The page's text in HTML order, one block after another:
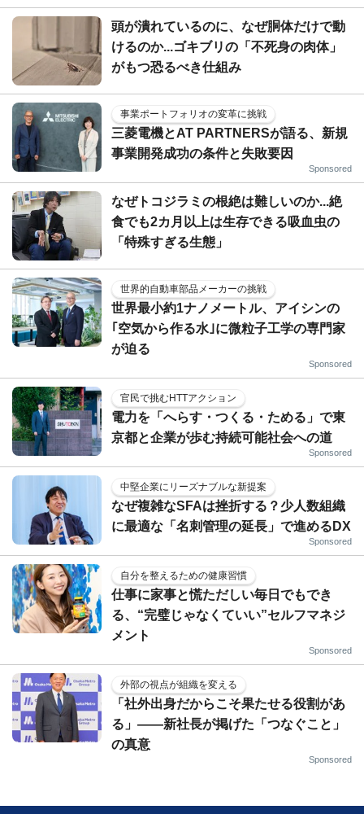
頭が潰れているのに、なぜ胴体だけで動
けるのか...ゴキブリの「不死身の肉体」
がもつ恐るべき仕組み
事業ポートフォリオの変革に挑戦
三菱電機とAT PARTNERSが語る、新規
事業開発成功の条件と失敗要因
Sponsored
なぜトコジラミの根絶は難しいのか...絶
食でも2カ月以上は生存できる吸血虫の
「特殊すぎる生態」
世界的自動車部品メーカーの挑戦
世界最小約1ナノメートル、アイシンの
｢空気から作る水｣に微粒子工学の専門家
が迫る
Sponsored
官民で挑むHTTアクション
電力を「へらす・つくる・ためる」で東
京都と企業が歩む持続可能社会への道
Sponsored
中堅企業にリーズナブルな新提案
なぜ複雑なSFAは挫折する？少人数組織
に最適な「名刺管理の延長」で進めるDX
Sponsored
自分を整えるための健康習慣
仕事に家事と慌ただしい毎日でもでき
る、“完璧じゃなくていい”セルフマネジ
メント
Sponsored
外部の視点が組織を変える
「社外出身だからこそ果たせる役割があ
る」――新社長が掲げた「つなぐこと」
の真意
Sponsored